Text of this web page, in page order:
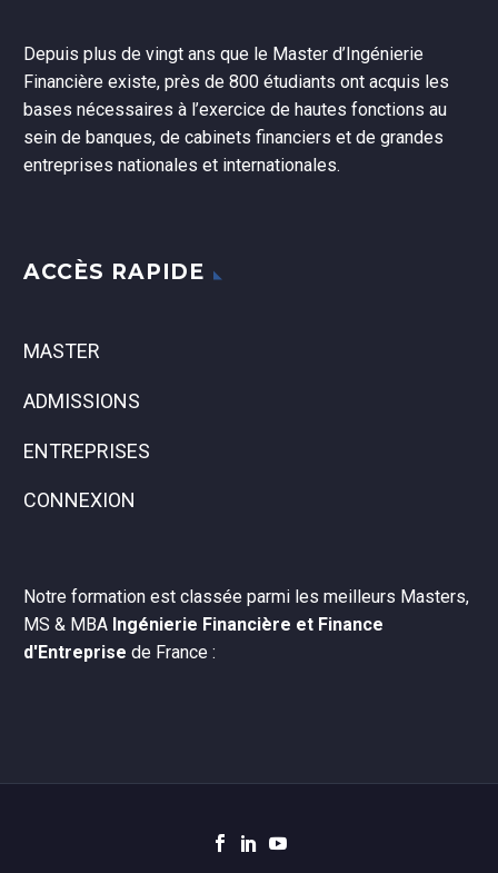
Depuis plus de vingt ans que le Master d’Ingénierie
Financière existe, près de 800 étudiants ont acquis les
bases nécessaires à l’exercice de hautes fonctions au
sein de banques, de cabinets financiers et de grandes
entreprises nationales et internationales.
ACCÈS RAPIDE
MASTER
ADMISSIONS
ENTREPRISES
CONNEXION
Notre formation est classée parmi les meilleurs Masters,
MS & MBA Ingénierie Financière et Finance
d'Entreprise de France :